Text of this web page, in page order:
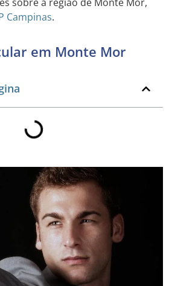
Campinas.
em Monte Mor